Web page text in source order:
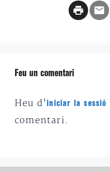
Feu un comentari
Heu d'iniciar la sessió
comentari.